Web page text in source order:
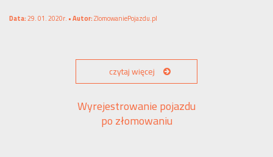
Data:29. 01. 2020r. •Autor:ZlomowaniePojazdu.pl
czytaj więcej
Wyrejestrowanie pojazdu
po złomowaniu